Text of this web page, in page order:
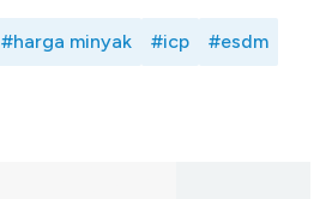
#harga minyak #icp #esdm